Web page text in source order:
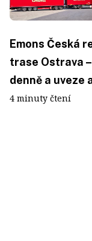
Emons Česká
trase Ostrava
denně a uveze
4 minuty čtení